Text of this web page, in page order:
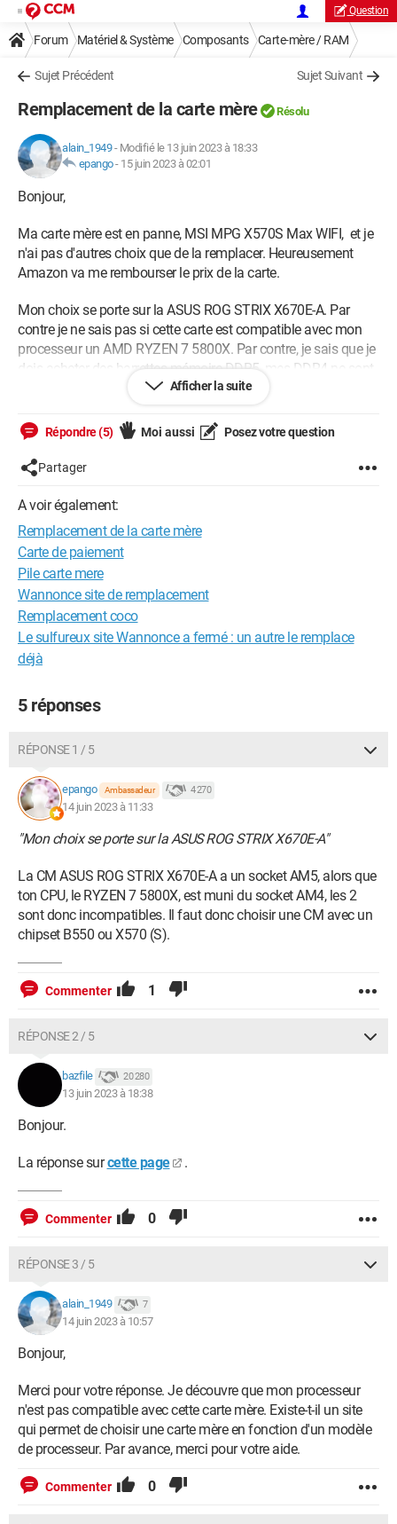
Question
Forum Matériel & Système Composants Carte-mère / RAM
Sujet Précédent Sujet Suivant
Remplacement de la carte mère Résolu
alain_1949- Modifié le 13 juin 2023 à 18:33
epango- 15 juin 2023 à 02:01
Bonjour,
Ma carte mère est en panne, MSI MPG X570S Max WIFI, et je
n'ai pas d'autres choix que de la remplacer. Heureusement
Amazon va me rembourser le prix de la carte.
Mon choix se porte sur la ASUS ROG STRIX X670E-A. Par
contre je ne sais pas si cette carte est compatible avec mon
processeur un AMD RYZEN 7 5800X. Par contre, je sais que je
dois acheter des barrettes mémoire DDR5, mes DDR4 ne sont
pas compatible. ma carte graphique est une MSI GAMING X
Par avance, merci pour votre aide.
Afficher la suite
Répondre (5) Moi aussi Posez votre question
Partager
A voir également:
Remplacement de la carte mère
Carte de paiement
Pile carte mere
Wannonce site de remplacement
Remplacement coco
Le sulfureux site Wannonce a fermé : un autre le remplace
déjà
5 réponses
RÉPONSE 1 / 5
epango Ambassadeur 4 270
14 juin 2023 à 11:33
"Mon choix se porte sur la ASUS ROG STRIX X670E-A"
La CM ASUS ROG STRIX X670E-A a un socket AM5, alors que
ton CPU, le RYZEN 7 5800X, est muni du socket AM4, les 2
sont donc incompatibles. Il faut donc choisir une CM avec un
chipset B550 ou X570 (S).
Commenter 1
RÉPONSE 2 / 5
bazfile 20 280
13 juin 2023 à 18:38
Bonjour.
La réponse surcette page .
Commenter 0
RÉPONSE 3 / 5
alain_1949 7
14 juin 2023 à 10:57
Bonjour,
Merci pour votre réponse. Je découvre que mon processeur
n'est pas compatible avec cette carte mère. Existe-t-il un site
qui permet de choisir une carte mère en fonction d'un modèle
de processeur. Par avance, merci pour votre aide.
Commenter 0